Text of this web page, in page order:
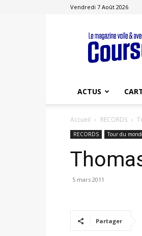
Vendredi 7 Août 2026
ACTUS
Accueil RECORDS
RECORDS Tour du
5 mars 2011
Partager